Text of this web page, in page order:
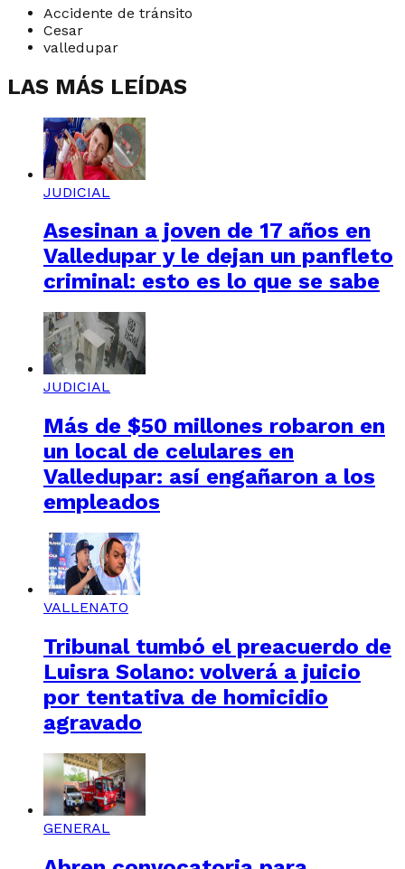
Accidente de tránsito
Cesar
valledupar
LAS MÁS LEÍDAS
JUDICIAL
Asesinan a joven de 17 años en
Valledupar y le dejan un panfleto
criminal: esto es lo que se sabe
JUDICIAL
Más de $50 millones robaron en
un local de celulares en
Valledupar: así engañaron a los
empleados
VALLENATO
Tribunal tumbó el preacuerdo de
Luisra Solano: volverá a juicio
por tentativa de homicidio
agravado
GENERAL